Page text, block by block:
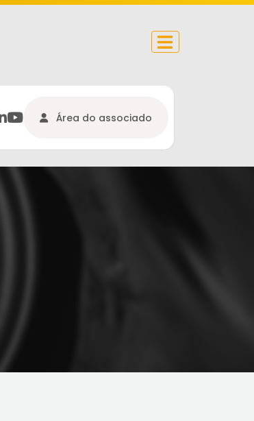
Linkedin
youtubeÁrea do associado